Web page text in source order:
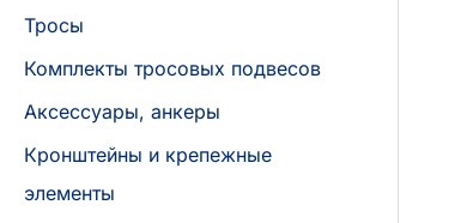
Тросы
Комплекты тросовых подвесов
Аксессуары, анкеры
Кронштейны и крепежные
элементы